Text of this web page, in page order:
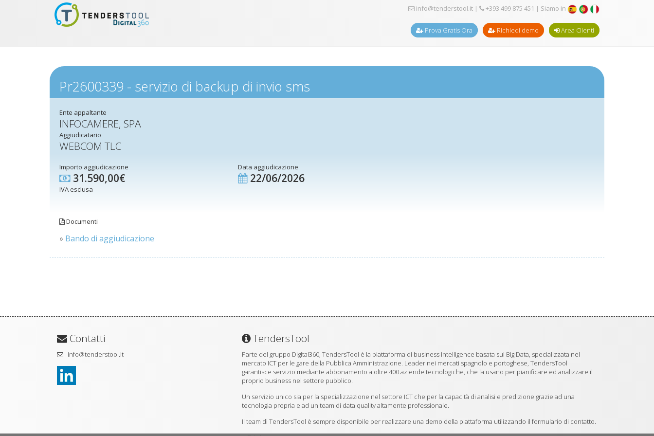
info@tenderstool.it | +393 499 875 451 | Siamo in
Prova Gratis Ora Richiedi demo Area Clienti
Pr2600339 - servizio di backup di invio sms
Ente appaltante
INFOCAMERE, SPA
Aggiudicatario
WEBCOM TLC
Importo aggiudicazione
31.590,00€
IVA esclusa
Data aggiudicazione
22/06/2026
Documenti
» Bando di aggiudicazione
Contatti
info@tenderstool.it
TendersTool
Parte del gruppo Digital360, TendersTool è la piattaforma di business intelligence basata sui Big Data, specializzata nel
mercato ICT per le gare della Pubblica Amministrazione. Leader nei mercati spagnolo e portoghese, TendersTool
garantisce servizio mediante abbonamento a oltre 400 aziende tecnologiche, che la usano per pianificare ed analizzare il
proprio business nel settore pubblico.
Un servizio unico sia per la specializzazione nel settore ICT che per la capacità di analisi e predizione grazie ad una
tecnologia propria e ad un team di data quality altamente professionale.
Il team di TendersTool è sempre disponibile per realizzare una demo della piattaforma utilizzando il formulario di contatto.